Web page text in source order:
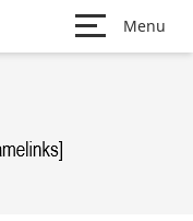
Menu